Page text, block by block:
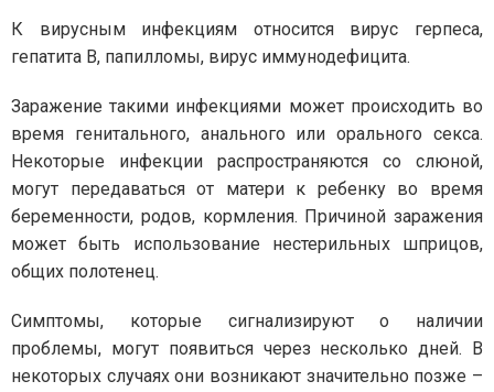
К вирусным инфекциям относится вирус герпеса,
гепатита В, папилломы, вирус иммунодефицита.
Заражение такими инфекциями может происходить во
время генитального, анального или орального секса.
Некоторые инфекции распространяются со слюной,
могут передаваться от матери к ребенку во время
беременности, родов, кормления. Причиной заражения
может быть использование нестерильных шприцов,
общих полотенец.
Симптомы, которые сигнализируют о наличии
проблемы, могут появиться через несколько дней. В
некоторых случаях они возникают значительно позже –